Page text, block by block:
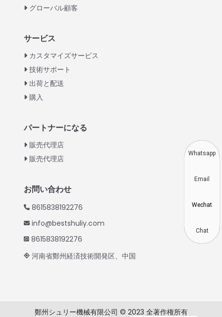
グローバル顧客
サービス
カスタマイズサービス
技術サポート
出荷と配送
購入
パートナーになる
販売代理店
販売代理店
お問い合わせ
8615838192276
info@bestshuliy.com
8615838192276
河南省鄭州経済技術開発区、中国
鄭州シュリー機械有限公司 © 2023 全著作権所有
English
Vietnamese
Whatsapp
Email
Wechat
Chat